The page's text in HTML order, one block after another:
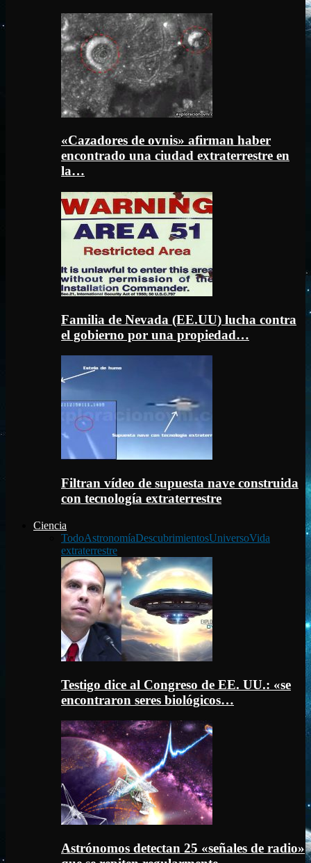
«Cazadores de ovnis» afirman haber
encontrado una ciudad extraterrestre en
la…
Familia de Nevada (EE.UU) lucha contra
el gobierno por una propiedad…
Filtran vídeo de supuesta nave construida
con tecnología extraterrestre
Ciencia
TodoAstronomíaDescubrimientosUniversoVida
extraterrestre
Testigo dice al Congreso de EE. UU.: «se
encontraron seres biológicos…
Astrónomos detectan 25 «señales de radio»